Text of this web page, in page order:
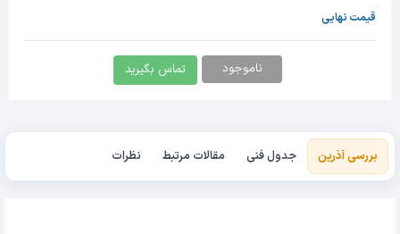
قیمت نهایی
ناموجود تماس بگیرید
بررسی آذرین جدول فنی مقالات مرتبط نظرات